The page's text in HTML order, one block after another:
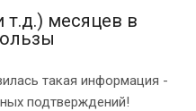
т.д.) месяцев в
такая информация -
подтверждений!